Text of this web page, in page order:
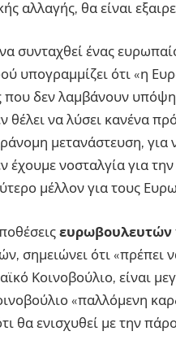
αλλαγής, θα είναι
συνταχθεί ένας
υπογραμμίζει ότι «η
που δεν λαμβάνουν
θέλει να λύσει κανένα
μετανάστευση, για
έχουμε νοσταλγία για
μέλλον για τους
ευρωβουλευτών
σημειώνει ότι «πρέπει
Κοινοβούλιο, είναι
«παλλόμενη
θα ενισχυθεί με την